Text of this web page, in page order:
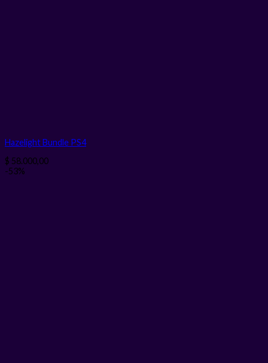
Hazelight Bundle PS4
$ 58.000,00
-53%